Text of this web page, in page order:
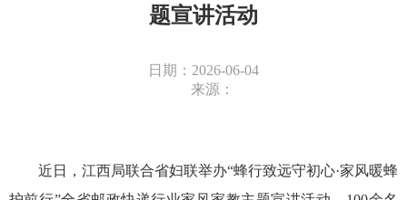
题宣讲活动
日期：2026-06-04
来源：
近日，江西局联合省妇联举办“蜂行致远守初心·家风暖蜂